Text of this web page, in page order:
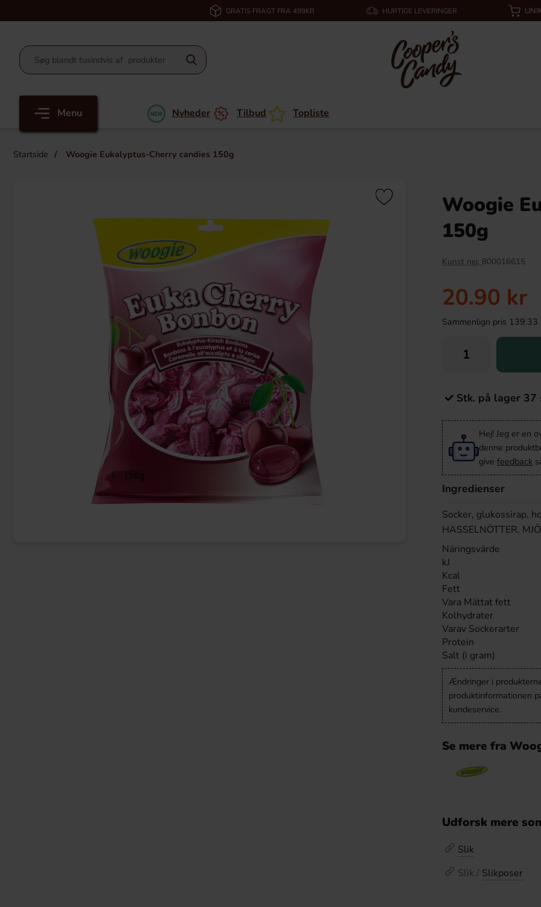
GRATIS FRAGT FRA 499KR HURTIGE LEVERINGER
Menu Nyheder Tilbud Topliste
Startside Woogie Eukalyptus-Cherry candies 150g
Woogie
150g
Kunst nej: 800016615
20.90 kr
Sammenlign pris
Stk. på lager 37
Hej! Jeg er en
denne
give feedback
Ingredienser
Socker, glukossirap,
HASSELNÖTTER,
Näringsvärde
kJ
Kcal
Fett
Vara Mättat fett
Kolhydrater
Varav Sockerarter
Protein
Salt (i gram)
Ændringer i
produktinformationen
kundeservice.
Se mere fra
Udforsk mere
Slik
Slik / Slikposer